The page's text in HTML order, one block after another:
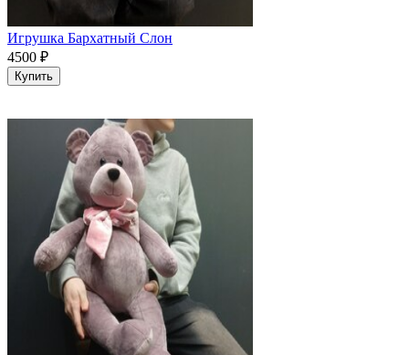
Игрушка Бархатный Слон
4500 ₽
Купить